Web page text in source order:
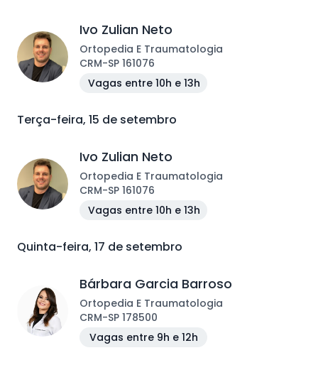
Ivo Zulian Neto
Ortopedia E Traumatologia
CRM-SP 161076
Vagas entre 10h e 13h
Terça-feira, 15 de setembro
Ivo Zulian Neto
Ortopedia E Traumatologia
CRM-SP 161076
Vagas entre 10h e 13h
Quinta-feira, 17 de setembro
Bárbara Garcia Barroso
Ortopedia E Traumatologia
CRM-SP 178500
Vagas entre 9h e 12h